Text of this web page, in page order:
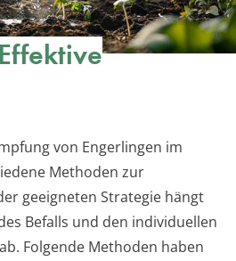
von Engerlingen im
Methoden zur
geeigneten Strategie hängt
Befalls und den individuellen
Folgende Methoden haben